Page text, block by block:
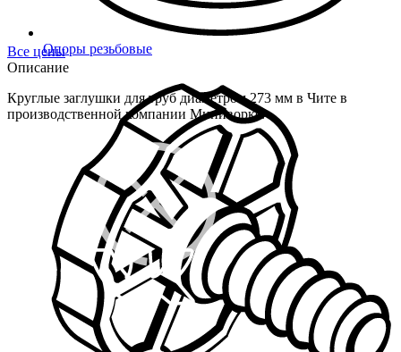
Опоры резьбовые
Все цены
Описание
Круглые заглушки для труб диаметром 273 мм в Чите в
производственной компании Миниворкс.